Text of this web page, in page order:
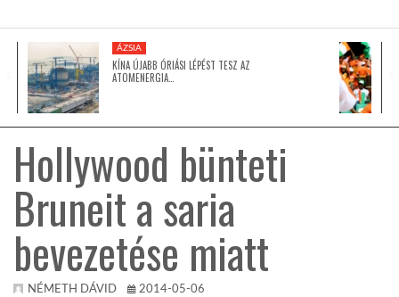
ÁZSIA
LATIN-AMERIKA
AUSZTRÁLIA
ÁZSIA
KÍNA ÚJABB ÓRIÁSI LÉPÉST TESZ AZ
ATOMENERGIA…
Hollywood bünteti
Bruneit a saria
bevezetése miatt
NÉMETH DÁVID 2014-05-06